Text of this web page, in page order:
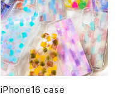
iPhone16 case